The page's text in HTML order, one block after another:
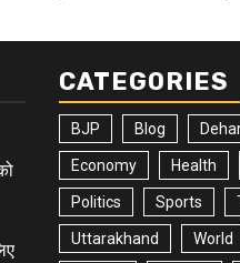
CATEGORIES
BJP Blog
Economy Health
Politics Sports
Uttarakhand World